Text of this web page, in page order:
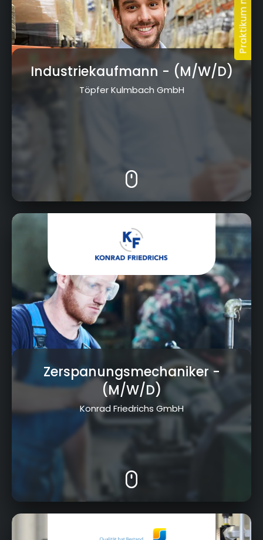
Industriekaufmann - (M/W/D)
Töpfer Kulmbach GmbH
Vorwerkstraße 20, 95326 Kulmbach
Zerspanungsmechaniker-
(M/W/D)
Konrad Friedrichs GmbH
Limmersdorfer Str. 3, 95349 Thurnau